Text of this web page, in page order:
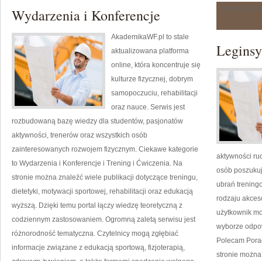
Wydarzenia i Konferencje
AkademikaWF.pl to stale
aktualizowana platforma
online, która koncentruje się
kulturze fizycznej, dobrym
samopoczuciu, rehabilitacji
oraz nauce. Serwis jest
rozbudowaną bazę wiedzy dla studentów, pasjonatów
aktywności, trenerów oraz wszystkich osób
zainteresowanych rozwojem fizycznym. Ciekawe kategorie
to Wydarzenia i Konferencje i Trening i Ćwiczenia. Na
stronie można znaleźć wiele publikacji dotyczące treningu,
dietetyki, motywacji sportowej, rehabilitacji oraz edukacją
wyższą. Dzięki temu portal łączy wiedzę teoretyczną z
codziennym zastosowaniem. Ogromną zaletą serwisu jest
różnorodność tematyczna. Czytelnicy mogą zgłębiać
informacje związane z edukacją sportową, fizjoterapią,
aktywności
osób
ubrań
rodzaju
użytkownik
wyborze
Polecam
stronie